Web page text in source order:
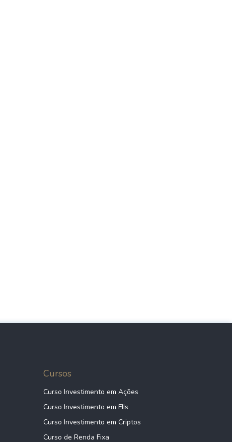
Cursos
Curso Investimento em Ações
Curso Investimento em FIIs
Curso Investimento em Criptos
Curso de Renda Fixa